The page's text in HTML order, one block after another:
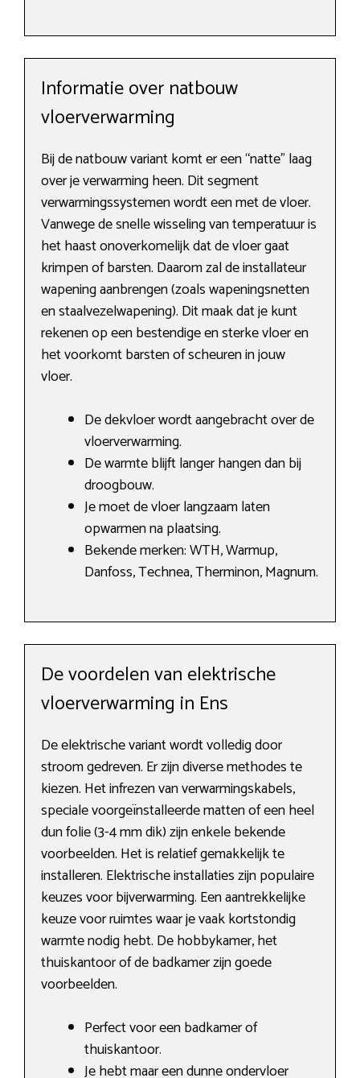
Informatie over natbouw
vloerverwarming
Bij de natbouw variant komt er een “natte” laag
over je verwarming heen. Dit segment
verwarmingssystemen wordt een met de vloer.
Vanwege de snelle wisseling van temperatuur is
het haast onoverkomelijk dat de vloer gaat
krimpen of barsten. Daarom zal de installateur
wapening aanbrengen (zoals wapeningsnetten
en staalvezelwapening). Dit maak dat je kunt
rekenen op een bestendige en sterke vloer en
het voorkomt barsten of scheuren in jouw
vloer.
De dekvloer wordt aangebracht over de
vloerverwarming.
De warmte blijft langer hangen dan bij
droogbouw.
Je moet de vloer langzaam laten
opwarmen na plaatsing.
Bekende merken: WTH, Warmup,
Danfoss, Technea, Therminon, Magnum.
De voordelen van elektrische
vloerverwarming in Ens
De elektrische variant wordt volledig door
stroom gedreven. Er zijn diverse methodes te
kiezen. Het infrezen van verwarmingskabels,
speciale voorgeïnstalleerde matten of een heel
dun folie (3-4 mm dik) zijn enkele bekende
voorbeelden. Het is relatief gemakkelijk te
installeren. Elektrische installaties zijn populaire
keuzes voor bijverwarming. Een aantrekkelijke
keuze voor ruimtes waar je vaak kortstondig
warmte nodig hebt. De hobbykamer, het
thuiskantoor of de badkamer zijn goede
voorbeelden.
Perfect voor een badkamer of
thuiskantoor.
Je hebt maar een dunne ondervloer